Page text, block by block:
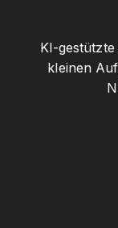
KI-
kleinen